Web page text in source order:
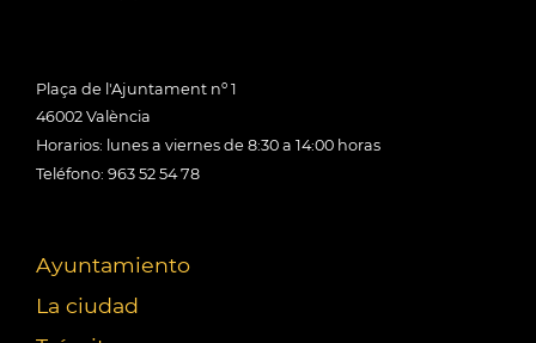
Plaça de l'Ajuntament nº 1
46002 València
Horarios: lunes a viernes de 8:30 a 14:00 horas
Teléfono: 963 52 54 78
Ayuntamiento
La ciudad